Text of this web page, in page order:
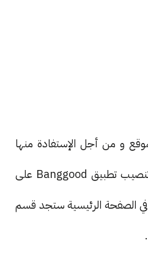
و من أجل الإستفادة منها
سيتوجب عليك تحميل و تنصيب تطبيق Banggood على
الصفحة الرئيسية ستجد قسم